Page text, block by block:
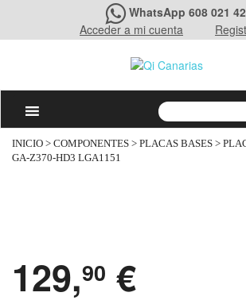
WhatsApp 608 021
Acceder a mi cuenta
INICIO > COMPONENTES > PLACAS BASES >
GA-Z370-HD3 LGA1151
129,90 €